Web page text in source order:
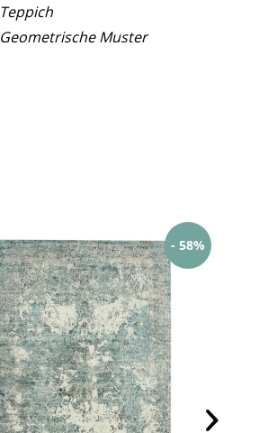
Teppich
Geometrische Muster
- 58%